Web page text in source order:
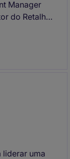
Manager
do Retalho,
Este papel
vendas e
liderar uma